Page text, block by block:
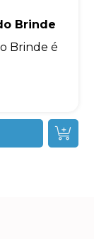
Brinde
Brinde é